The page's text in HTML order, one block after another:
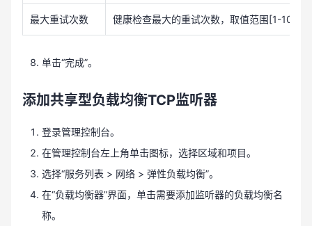
最大重试次数 健康检查最大的重试次数，取值范围[1-10]。
单击“完成”。
添加共享型负载均衡TCP监听器
登录管理控制台。
在管理控制台左上角单击图标，选择区域和项目。
选择“服务列表 > 网络 > 弹性负载均衡”。
在“负载均衡器”界面，单击需要添加监听器的负载均衡名
称。